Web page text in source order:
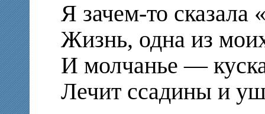
Я зачем-то сказала
Жизнь, одна из
И молчанье —
Лечит ссадины и